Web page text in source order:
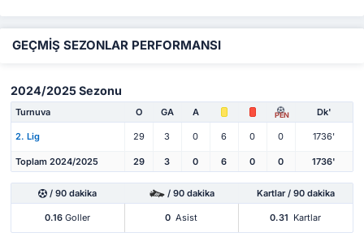
GEÇMİŞ SEZONLAR PERFORMANSI
2024/2025 Sezonu
Turnuva O GA A PEN Dk'
2. Lig 29 3 0 6 0 0 1736'
Toplam 2024/2025 29 3 0 6 0 0 1736'
/ 90 dakika / 90 dakika Kartlar / 90 dakika
0.16 Goller 0 Asist 0.31 Kartlar